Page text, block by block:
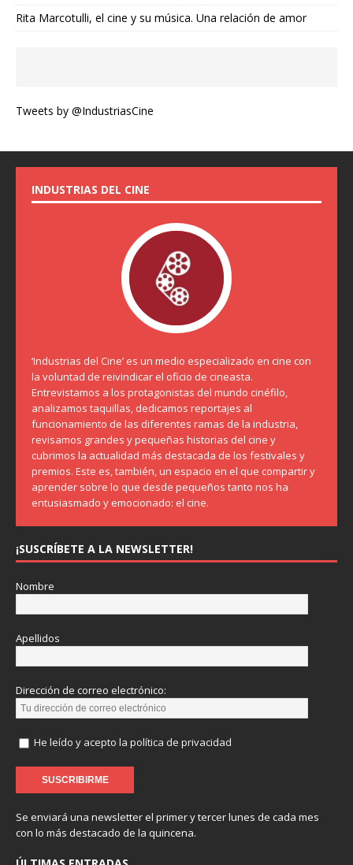
Rita Marcotulli, el cine y su música. Una relación de amor
Tweets by @IndustriasCine
INDUSTRIAS DEL CINE
‘Industrias del Cine’ es un medio especializado en cine con
la voluntad de reivindicar el oficio de cineasta.
Entrevistamos a los protagonistas del mundo cinéfilo,
analizamos taquillas, dedicamos reportajes al
funcionamiento de las diferentes ramas de la industria,
revisamos grandes y pequeñas historias del cine y
cubrimos la actualidad más destacada de los festivales y
premios. Este es, también, un espacio en el que compartir y
aprender sobre lo que desde pequeños tanto nos ha
entusiasmado y emocionado: el cine.
¡SUSCRÍBETE A LA NEWSLETTER!
Nombre
Apellidos
Dirección de correo electrónico:
He leído y acepto la política de privacidad
Se enviará una newsletter el primer y tercer lunes de cada mes
con lo más destacado de la quincena.